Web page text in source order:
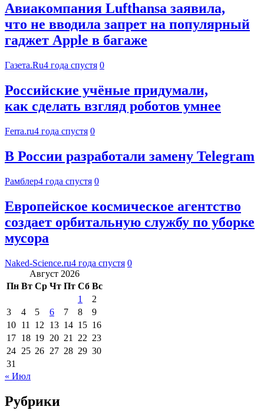
Авиакомпания Lufthansa заявила,
что не вводила запрет на популярный
гаджет Apple в багаже
Газета.Ru4 года спустя 0
Российские учёные придумали,
как сделать взгляд роботов умнее
Ferra.ru4 года спустя 0
В России разработали замену Telegram
Рамблер4 года спустя 0
Европейское космическое агентство
создает орбитальную службу по уборке
мусора
Naked-Science.ru4 года спустя 0
Август 2026
Пн Вт Ср Чт Пт Сб Вс
1
2
3
4 5 6 7 8
9
10 11 12 13 14 15 16
17 18 19 20 21 22 23
24 25 26 27 28 29 30
31
« Июл
Рубрики